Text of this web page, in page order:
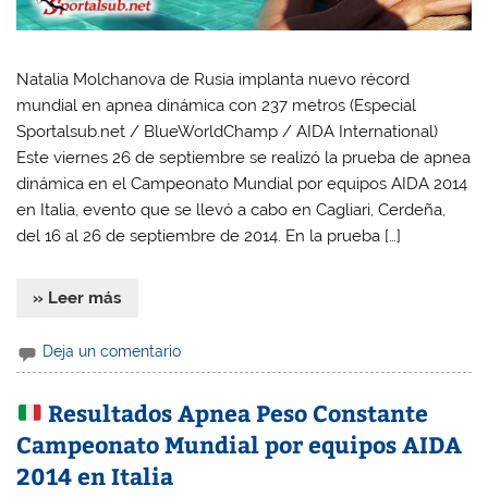
Natalia Molchanova de Rusia implanta nuevo récord
mundial en apnea dinámica con 237 metros (Especial
Sportalsub.net / BlueWorldChamp / AIDA International)
Este viernes 26 de septiembre se realizó la prueba de apnea
dinámica en el Campeonato Mundial por equipos AIDA 2014
en Italia, evento que se llevó a cabo en Cagliari, Cerdeña,
del 16 al 26 de septiembre de 2014. En la prueba […]
» Leer más
Deja un comentario
Resultados Apnea Peso Constante
Campeonato Mundial por equipos AIDA
2014 en Italia